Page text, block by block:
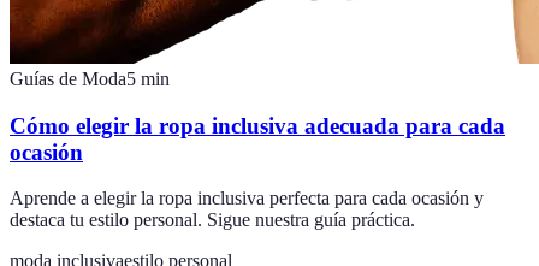
Guías de Moda5 min
Cómo elegir la ropa inclusiva adecuada para cada
ocasión
Aprende a elegir la ropa inclusiva perfecta para cada ocasión y
destaca tu estilo personal. Sigue nuestra guía práctica.
moda inclusivaestilo personal